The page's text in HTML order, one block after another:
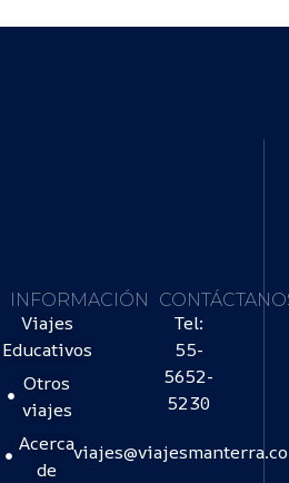
INFORMACIÓN
Viajes
Educativos
Otros
viajes
Acerca
de
Tel:
55-
5652-
5230